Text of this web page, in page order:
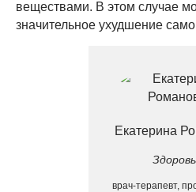
веществами. В этом случае
значительное ухудшение
Екатерина
врач-терапевт,